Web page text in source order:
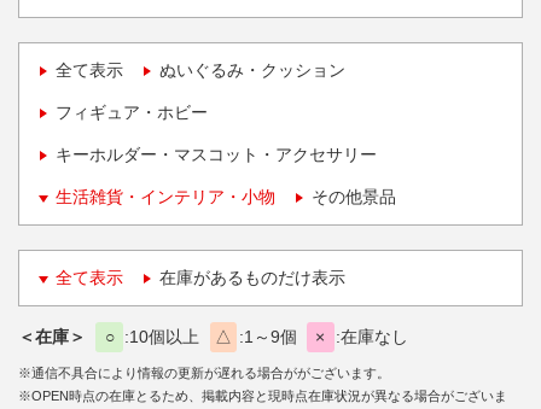
全て表示 ぬいぐるみ・クッション
フィギュア・ホビー
キーホルダー・マスコット・アクセサリー
生活雑貨・インテリア・小物 その他景品
全て表示 在庫があるものだけ表示
＜在庫＞ ○ 10個以上 △ 1～9個 × 在庫なし
※通信不具合により情報の更新が遅れる場合ががございます。
※OPEN時点の在庫とるため、掲載内容と現時点在庫状況が異なる場合がございま